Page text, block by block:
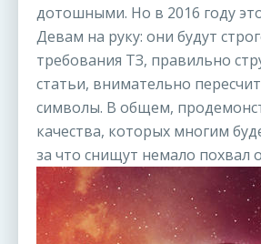
дотошными. Но в 2016 году
Девам на руку: они будут
требования ТЗ, правильно
статьи, внимательно
символы. В общем,
качества, которых многим
за что снищут немало похвал